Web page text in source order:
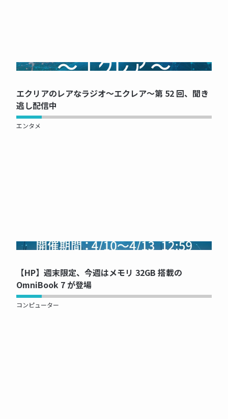
NOW PRINTING...
エクリアのレアなラジオ～エクレア～第 52 回、聞き
逃し配信中
エンタメ
NOW PRINTING...
【HP】週末限定、今週はメモリ 32GB 搭載の
OmniBook 7 が登場
コンピューター